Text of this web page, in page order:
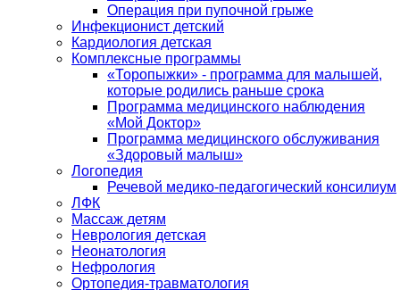
Операция при пупочной грыже
Инфекционист детский
Кардиология детская
Комплексные программы
«Торопыжки» - программа для малышей,
которые родились раньше срока
Программа медицинского наблюдения
«Мой Доктор»
Программа медицинского обслуживания
«Здоровый малыш»
Логопедия
Речевой медико-педагогический консилиум
ЛФК
Массаж детям
Неврология детская
Неонатология
Нефрология
Ортопедия-травматология